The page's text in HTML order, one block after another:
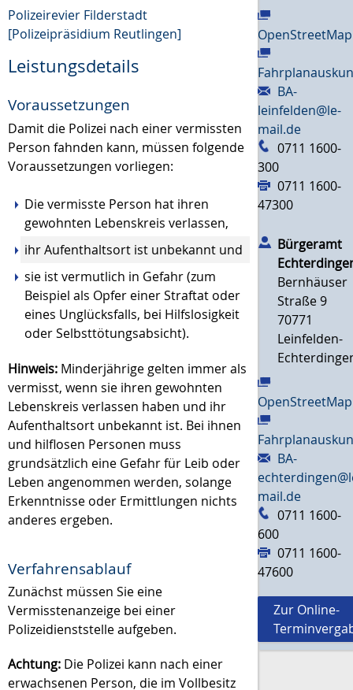
Polizeirevier Filderstadt
[Polizeipräsidium Reutlingen]
Leistungsdetails
Voraussetzungen
Damit die Polizei nach einer vermissten
Person fahnden kann, müssen folgende
Voraussetzungen vorliegen:
Die vermisste Person hat ihren
gewohnten Lebenskreis verlassen,
ihr Aufenthaltsort ist unbekannt und
sie ist vermutlich in Gefahr(zum
Beispiel als Opfer einer Straftat oder
eines Unglücksfalls, bei Hilfslosigkeit
oder Selbsttötungsabsicht).
Hinweis: Minderjährige gelten immer als
vermisst, wenn sie ihren gewohnten
Lebenskreis verlassen haben und ihr
Aufenthaltsort unbekannt ist. Bei ihnen
und hilflosen Personen muss
grundsätzlich eine Gefahr für Leib oder
Leben angenommen werden, solange
Erkenntnisse oder Ermittlungen nichts
anderes ergeben.
Verfahrensablauf
Zunächst müssen Sie eine
Vermisstenanzeige bei einer
Polizeidienststelle aufgeben.
Achtung: Die Polizei kann nach einer
erwachsenen Person, die im Vollbesitz
OpenStreetMap
BA-
leinfelden@le-
mail.de
0711 1600-
300
0711 1600-
47300
Bürgeramt
Bernhäuser
Straße 9
70771
Leinfelden-
OpenStreetMap
BA-
mail.de
0711 1600-
600
0711 1600-
47600
Zur Online-